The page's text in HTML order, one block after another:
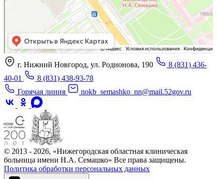
г. Нижний Новгород, ул. Родионова, 190
8 (831) 436-
40-01
8 (831) 438-93-78
Горячая линия
nokb_semashko_nn@mail.52gov.ru
© 2013 - 2026, «Нижегородская областная клиническая
больница имени Н.А. Семашко» Все права защищены.
Политика обработки персональных данных